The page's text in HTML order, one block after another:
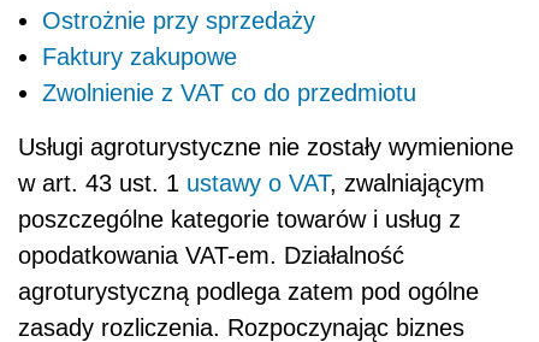
Ostrożnie przy sprzedaży
Faktury zakupowe
Zwolnienie z VAT co do przedmiotu
Usługi agroturystyczne nie zostały wymienione
w art. 43 ust. 1 ustawy o VAT, zwalniającym
poszczególne kategorie towarów i usług z
opodatkowania VAT-em. Działalność
agroturystyczną podlega zatem pod ogólne
zasady rozliczenia. Rozpoczynając biznes